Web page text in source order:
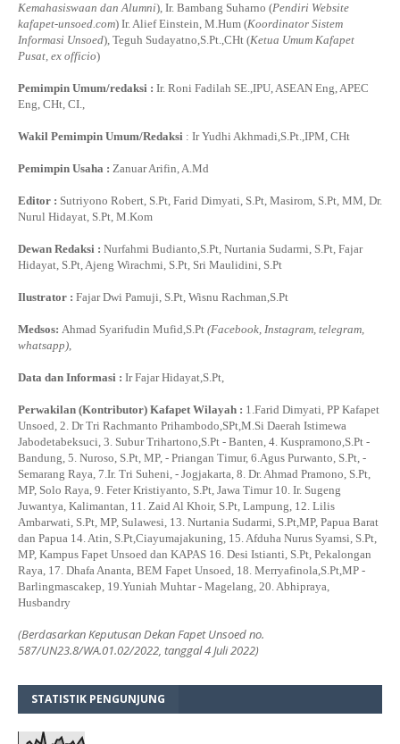
Kemahasiswaan dan Alumni), Ir. Bambang Suharno (Pendiri Website
kafapet-unsoed.com) Ir. Alief Einstein, M.Hum (Koordinator Sistem
Informasi Unsoed), Teguh Sudayatno,S.Pt.,CHt (Ketua Umum Kafapet
Pusat, ex officio)
Pemimpin Umum/redaksi : Ir. Roni Fadilah SE.,IPU, ASEAN Eng, APEC
Eng, CHt, CI.,
Wakil Pemimpin Umum/Redaksi : Ir Yudhi Akhmadi,S.Pt.,IPM, CHt
Pemimpin Usaha : Zanuar Arifin, A.Md
Editor : Sutriyono Robert, S.Pt, Farid Dimyati, S.Pt, Masirom, S.Pt, MM, Dr.
Nurul Hidayat, S.Pt, M.Kom
Dewan Redaksi : Nurfahmi Budianto,S.Pt, Nurtania Sudarmi, S.Pt, Fajar
Hidayat, S.Pt, Ajeng Wirachmi, S.Pt, Sri Maulidini, S.Pt
Ilustrator : Fajar Dwi Pamuji, S.Pt, Wisnu Rachman,S.Pt
Medsos: Ahmad Syarifudin Mufid,S.Pt (Facebook, Instagram, telegram,
whatsapp),
Data dan Informasi : Ir Fajar Hidayat,S.Pt,
Perwakilan (Kontributor) Kafapet Wilayah : 1.Farid Dimyati, PP Kafapet
Unsoed, 2. Dr Tri Rachmanto Prihambodo,SPt,M.Si Daerah Istimewa
Jabodetabeksuci, 3. Subur Trihartono,S.Pt - Banten, 4. Kuspramono,S.Pt -
Bandung, 5. Nuroso, S.Pt, MP, - Priangan Timur, 6.Agus Purwanto, S.Pt, -
Semarang Raya, 7.Ir. Tri Suheni, - Jogjakarta, 8. Dr. Ahmad Pramono, S.Pt,
MP, Solo Raya, 9. Feter Kristiyanto, S.Pt, Jawa Timur 10. Ir. Sugeng
Juwantya, Kalimantan, 11. Zaid Al Khoir, S.Pt, Lampung, 12. Lilis
Ambarwati, S.Pt, MP, Sulawesi, 13. Nurtania Sudarmi, S.Pt,MP, Papua Barat
dan Papua 14. Atin, S.Pt,Ciayumajakuning, 15. Afduha Nurus Syamsi, S.Pt,
MP, Kampus Fapet Unsoed dan KAPAS 16. Desi Istianti, S.Pt, Pekalongan
Raya, 17. Dhafa Ananta, BEM Fapet Unsoed, 18. Merryafinola,S.Pt,MP -
Barlingmascakep, 19.Yuniah Muhtar - Magelang, 20. Abhipraya,
Husbandry
(Berdasarkan Keputusan Dekan Fapet Unsoed no.
587/UN23.8/WA.01.02/2022, tanggal 4 Juli 2022)
STATISTIK PENGUNJUNG